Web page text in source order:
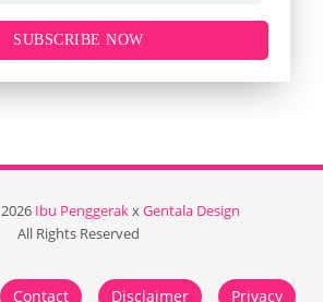
SUBSCRIBE NOW
2026 Ibu PenggerakxGentala Design
All Rights Reserved
Contact Disclaimer Privacy